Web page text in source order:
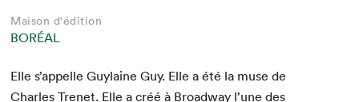
Maison d'édition
BORÉAL
Elle s’appelle Guy­laine Guy. Elle a été la muse de
Charles Trenet. Elle a créé à Broad­way l’une des